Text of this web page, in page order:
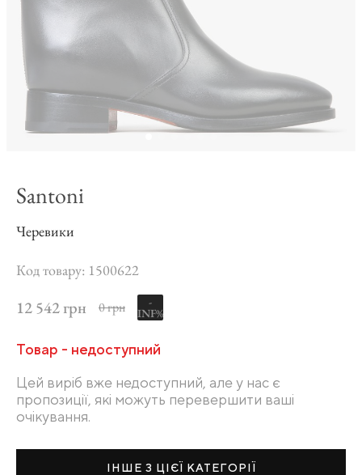
Santoni
Черевики
Код товару: 1500622
12 542 грн 0 грн -
INF%
Товар - недоступний
Цей виріб вже недоступний, але у нас є
пропозиції, які можуть перевершити ваші
очікування.
ІНШЕ З ЦІЄЇ КАТЕГОРІЇ